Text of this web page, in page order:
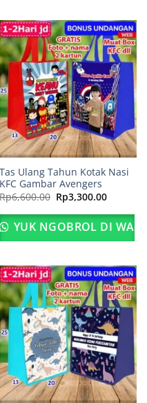
Tas Ulang Tahun Kotak Nasi
KFC Gambar Avengers
6,600.00 Harga
aslinya
adalah:
Rp6,600.00.
Rp3,300.00Harga
ini
adalah:
YUK NGOBROL DI WA